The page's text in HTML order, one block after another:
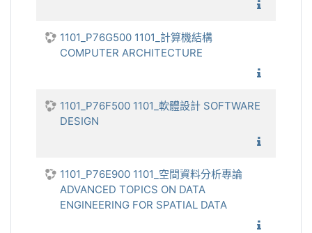
1101_P76G500 1101_計算機結構
COMPUTER ARCHITECTURE
1101_P76F500 1101_軟體設計 SOFTWARE
DESIGN
1101_P76E900 1101_空間資料分析專論
ADVANCED TOPICS ON DATA
ENGINEERING FOR SPATIAL DATA